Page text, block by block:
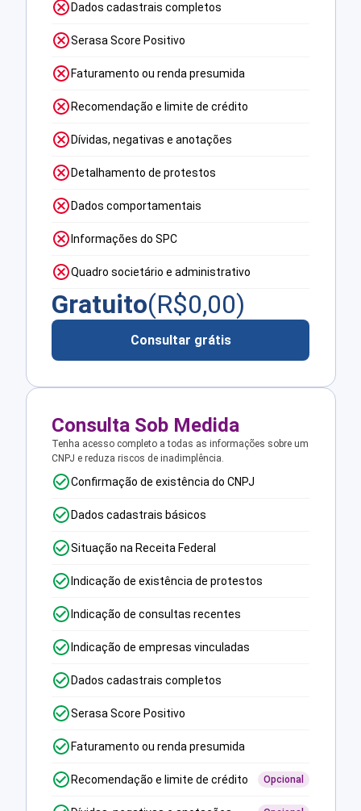
Dados cadastrais completos
Serasa Score Positivo
Faturamento ou renda presumida
Recomendação e limite de crédito
Dívidas, negativas e anotações
Detalhamento de protestos
Dados comportamentais
Informações do SPC
Quadro societário e administrativo
Gratuito(R$0,00)
Consultar grátis
Consulta Sob Medida
Tenha acesso completo a todas as informações sobre um
CNPJ e reduza riscos de inadimplência.
Confirmação de existência do CNPJ
Dados cadastrais básicos
Situação na Receita Federal
Indicação de existência de protestos
Indicação de consultas recentes
Indicação de empresas vinculadas
Dados cadastrais completos
Serasa Score Positivo
Faturamento ou renda presumida
Recomendação e limite de crédito Opcional